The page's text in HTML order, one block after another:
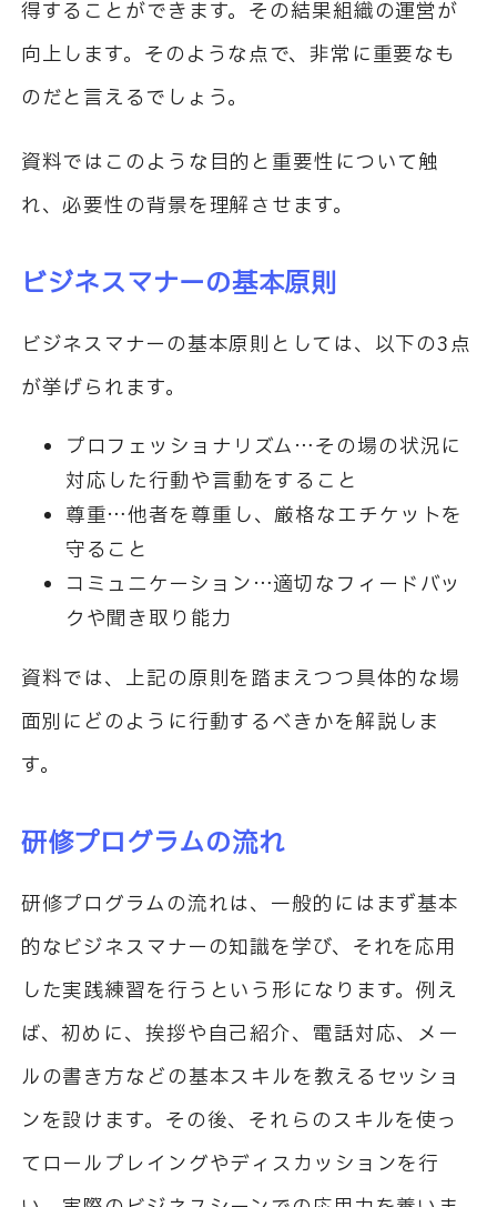
得することができます。その結果組織の運営が
向上します。そのような点で、非常に重要なも
のだと言えるでしょう。
資料ではこのような目的と重要性について触
れ、必要性の背景を理解させます。
ビジネスマナーの基本原則
ビジネスマナーの基本原則としては、以下の3点
が挙げられます。
プロフェッショナリズム…その場の状況に
対応した行動や言動をすること
尊重…他者を尊重し、厳格なエチケットを
守ること
コミュニケーション…適切なフィードバッ
クや聞き取り能力
資料では、上記の原則を踏まえつつ具体的な場
面別にどのように行動するべきかを解説しま
す。
研修プログラムの流れ
研修プログラムの流れは、一般的にはまず基本
的なビジネスマナーの知識を学び、それを応用
した実践練習を行うという形になります。例え
ば、初めに、挨拶や自己紹介、電話対応、メー
ルの書き方などの基本スキルを教えるセッショ
ンを設けます。その後、それらのスキルを使っ
てロールプレイングやディスカッションを行